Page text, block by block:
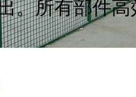
。所有部件